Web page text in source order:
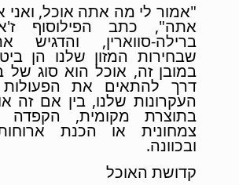
"אמור לי מה אתה אוכל, ואני
אתה", כתב הפילוסוף
ברילה-סווארין, והדגיש
שבחירות המזון שלנו הן
במובן זה, אוכל הוא סוג של
דרך להתאים את
העקרונות שלנו, בין אם זה
בתוצרת מקומית, הקפדה
צמחונית או הכנת
ובכוונה.
קדושת האוכל